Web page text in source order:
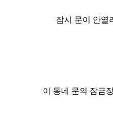
잠시 문이 안열
이 동네 문의 잠금